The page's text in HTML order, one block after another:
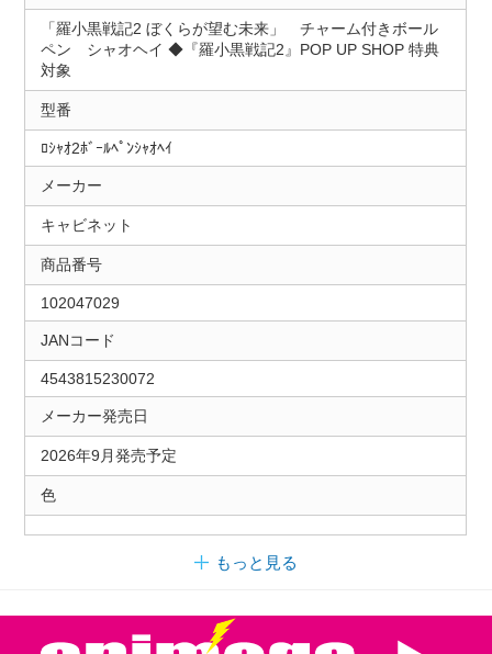
「羅小黒戦記2 ぼくらが望む未来」 チャーム付きボール
ペン シャオヘイ ◆『羅小黒戦記2』POP UP SHOP 特典
対象
型番
ﾛｼｬｵ2ﾎﾞｰﾙﾍﾟﾝｼｬｵﾍｲ
メーカー
キャビネット
商品番号
102047029
JANコード
4543815230072
メーカー発売日
2026年9月発売予定
色
もっと見る